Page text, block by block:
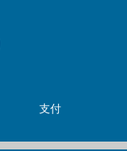
支付